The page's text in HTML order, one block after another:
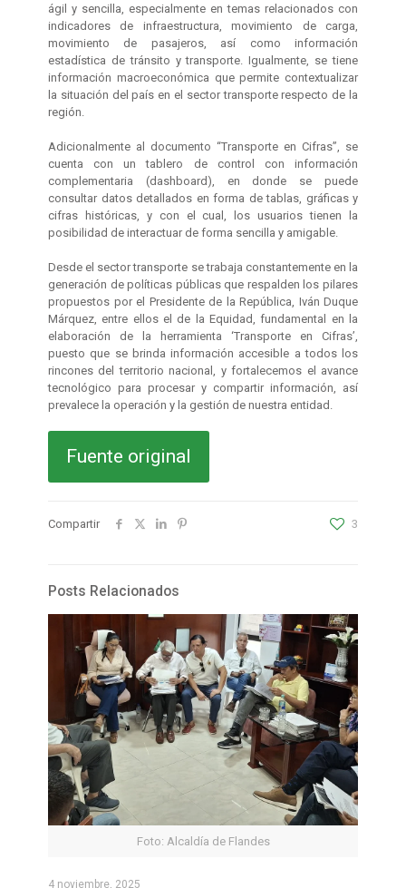
ágil y sencilla, especialmente en temas relacionados con
indicadores de infraestructura, movimiento de carga,
movimiento de pasajeros, así como información
estadística de tránsito y transporte. Igualmente, se tiene
información macroeconómica que permite contextualizar
la situación del país en el sector transporte respecto de la
región.
Adicionalmente al documento “Transporte en Cifras”, se
cuenta con un tablero de control con información
complementaria (dashboard), en donde se puede
consultar datos detallados en forma de tablas, gráficas y
cifras históricas, y con el cual, los usuarios tienen la
posibilidad de interactuar de forma sencilla y amigable.
Desde el sector transporte se trabaja constantemente en la
generación de políticas públicas que respalden los pilares
propuestos por el Presidente de la República, Iván Duque
Márquez, entre ellos el de la Equidad, fundamental en la
elaboración de la herramienta ‘Transporte en Cifras’,
puesto que se brinda información accesible a todos los
rincones del territorio nacional, y fortalecemos el avance
tecnológico para procesar y compartir información, así
prevalece la operación y la gestión de nuestra entidad.
Fuente original
Compartir 3
Posts Relacionados
Foto: Alcaldía de Flandes
4 noviembre, 2025